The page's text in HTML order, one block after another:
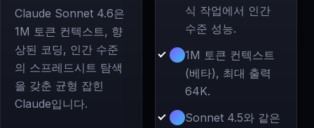
Claude Sonnet 4.6은
1M 토큰 컨텍스트, 향
상된 코딩, 인간 수준
의 스프레드시트 탐색
을 갖춘 균형 잡힌
Claude입니다.
식 작업에서 인간
수준 성능.
1M 토큰 컨텍스트
(베타), 최대 출력
64K.
Sonnet 4.5와 같은